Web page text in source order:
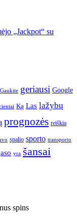
„Jackpot“ su
Gaukite geriausi Google
Ką Las lažybų
prognozės reiškia
spalio sporto transporto
yra šansai
spins